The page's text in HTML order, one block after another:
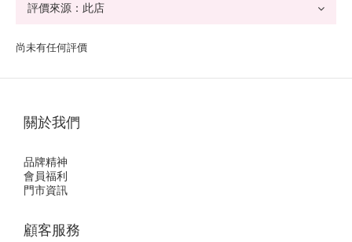
尚未有任何評價
關於我們
品牌精神
會員福利
門市資訊
顧客服務